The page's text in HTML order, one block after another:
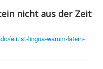
nicht aus der Zeit
elitist-lingua-warum-latein-